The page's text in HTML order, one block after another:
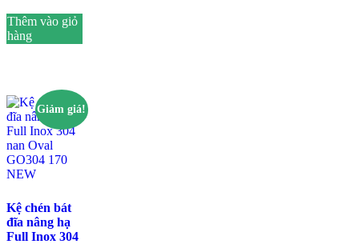
13,397,000₫.
tại
là:
Thêm vào giỏ
hàng
Giảm giá!
Kệ chén bát
đĩa nâng hạ
Full Inox 304